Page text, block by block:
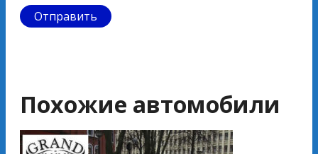
Похожие автомобили